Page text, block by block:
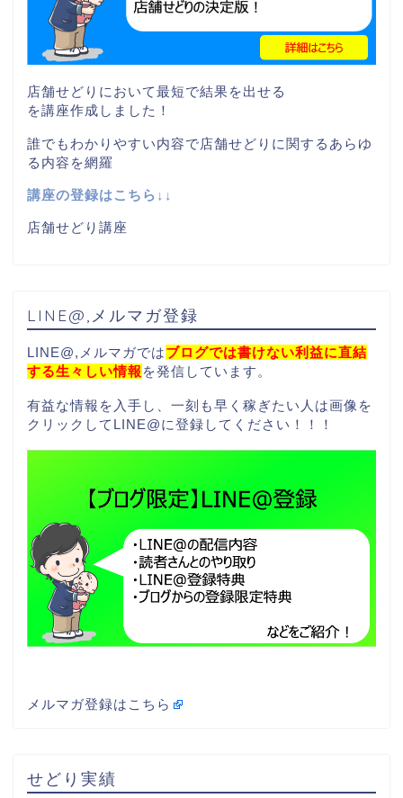
店舗せどりにおいて最短で結果を出せる
を講座作成しました！
誰でもわかりやすい内容で店舗せどりに関するあらゆ
る内容を網羅
講座の登録はこちら↓↓
店舗せどり講座
LINE@,メルマガ登録
LINE@,メルマガではブログでは書けない利益に直結
する生々しい情報 を発信しています。
有益な情報を入手し、一刻も早く稼ぎたい人は画像を
クリックしてLINE@に登録してください！！！
メルマガ登録はこちら
せどり実績